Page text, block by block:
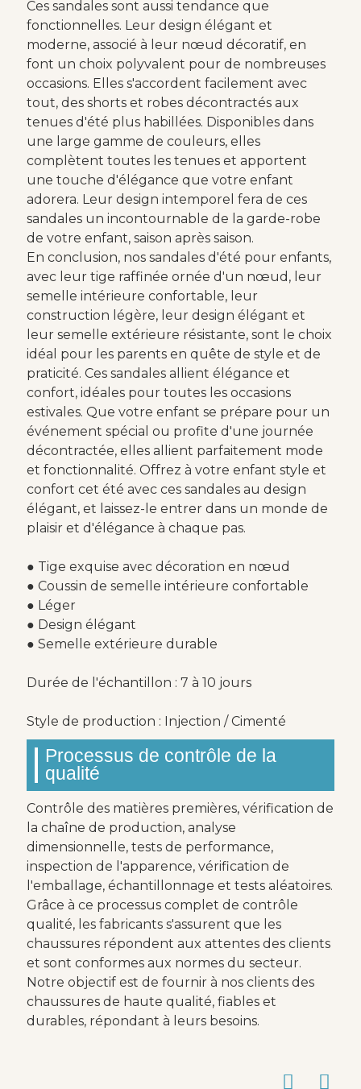
Ces sandales sont aussi tendance que
fonctionnelles. Leur design élégant et
moderne, associé à leur nœud décoratif, en
font un choix polyvalent pour de nombreuses
occasions. Elles s'accordent facilement avec
tout, des shorts et robes décontractés aux
tenues d'été plus habillées. Disponibles dans
une large gamme de couleurs, elles
complètent toutes les tenues et apportent
une touche d'élégance que votre enfant
adorera. Leur design intemporel fera de ces
sandales un incontournable de la garde-robe
de votre enfant, saison après saison.
En conclusion, nos sandales d'été pour enfants,
avec leur tige raffinée ornée d'un nœud, leur
semelle intérieure confortable, leur
construction légère, leur design élégant et
leur semelle extérieure résistante, sont le choix
idéal pour les parents en quête de style et de
praticité. Ces sandales allient élégance et
confort, idéales pour toutes les occasions
estivales. Que votre enfant se prépare pour un
événement spécial ou profite d'une journée
décontractée, elles allient parfaitement mode
et fonctionnalité. Offrez à votre enfant style et
confort cet été avec ces sandales au design
élégant, et laissez-le entrer dans un monde de
plaisir et d'élégance à chaque pas.
● Tige exquise avec décoration en nœud
● Coussin de semelle intérieure confortable
● Léger
● Design élégant
● Semelle extérieure durable
Durée de l'échantillon : 7 à 10 jours
Style de production : Injection / Cimenté
Processus de contrôle de la
qualité
Contrôle des matières premières, vérification de
la chaîne de production, analyse
dimensionnelle, tests de performance,
inspection de l'apparence, vérification de
l'emballage, échantillonnage et tests aléatoires.
Grâce à ce processus complet de contrôle
qualité, les fabricants s'assurent que les
chaussures répondent aux attentes des clients
et sont conformes aux normes du secteur.
Notre objectif est de fournir à nos clients des
chaussures de haute qualité, fiables et
durables, répondant à leurs besoins.